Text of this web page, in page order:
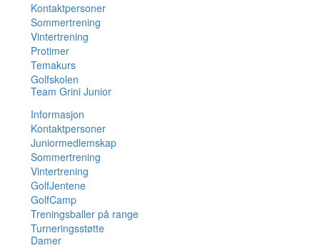
Kontaktpersoner
Sommertrening
Vintertrening
Protimer
Temakurs
Golfskolen
Team Grini Junior
Informasjon
Kontaktpersoner
Juniormedlemskap
Sommertrening
Vintertrening
GolfJentene
GolfCamp
Treningsballer på range
Turneringsstøtte
Damer